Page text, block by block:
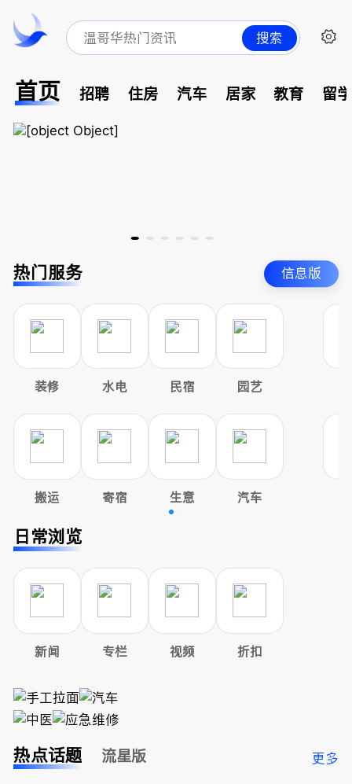
搜索
首页 招聘 住房 汽车 居家 教育 留
热门服务 信息版
装修 水电 民宿 园艺
搬运 寄宿 生意 汽车
日常浏览
新闻 专栏 视频 折扣
热点话题 流星版 更多